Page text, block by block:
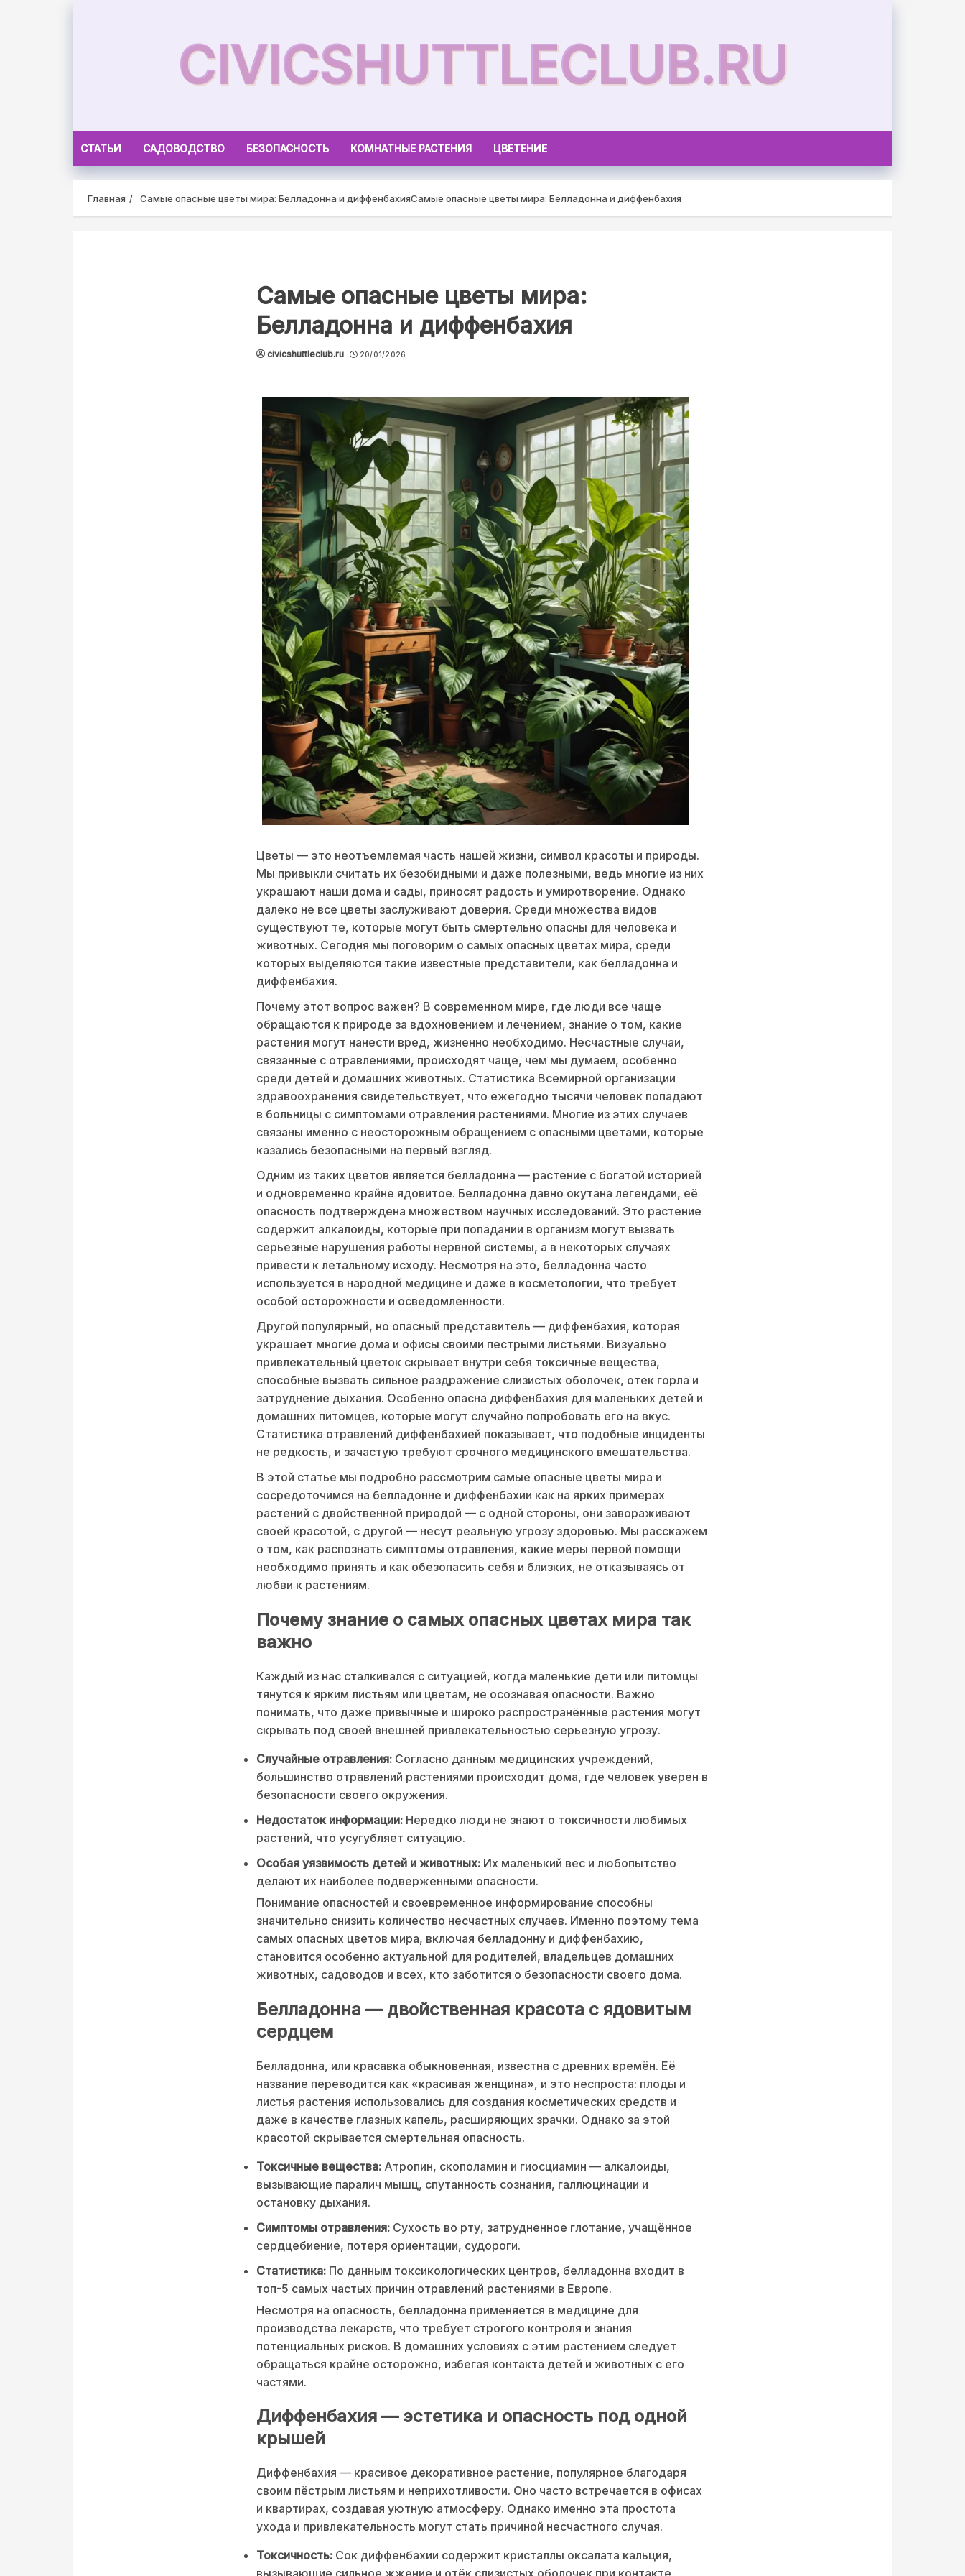
CIVICSHUTTLECLUB.RU
СТАТЬИ САДОВОДСТВО БЕЗОПАСНОСТЬ КОМНАТНЫЕ РАСТЕНИЯ ЦВЕТЕНИЕ
Главная Самые опасные цветы мира: Белладонна и диффенбахияСамые опасные цветы мира: Белладонна и диффенбахия
Самые опасные цветы мира:
Белладонна и диффенбахия
civicshuttleclub.ru 20/01/2026
Цветы — это неотъемлемая часть нашей жизни, символ красоты и природы.
Мы привыкли считать их безобидными и даже полезными, ведь многие из них
украшают наши дома и сады, приносят радость и умиротворение. Однако
далеко не все цветы заслуживают доверия. Среди множества видов
существуют те, которые могут быть смертельно опасны для человека и
животных. Сегодня мы поговорим о самых опасных цветах мира, среди
которых выделяются такие известные представители, как белладонна и
диффенбахия.
Почему этот вопрос важен? В современном мире, где люди все чаще
обращаются к природе за вдохновением и лечением, знание о том, какие
растения могут нанести вред, жизненно необходимо. Несчастные случаи,
связанные с отравлениями, происходят чаще, чем мы думаем, особенно
среди детей и домашних животных. Статистика Всемирной организации
здравоохранения свидетельствует, что ежегодно тысячи человек попадают
в больницы с симптомами отравления растениями. Многие из этих случаев
связаны именно с неосторожным обращением с опасными цветами, которые
казались безопасными на первый взгляд.
Одним из таких цветов является белладонна — растение с богатой историей
и одновременно крайне ядовитое. Белладонна давно окутана легендами, её
опасность подтверждена множеством научных исследований. Это растение
содержит алкалоиды, которые при попадании в организм могут вызвать
серьезные нарушения работы нервной системы, а в некоторых случаях
привести к летальному исходу. Несмотря на это, белладонна часто
используется в народной медицине и даже в косметологии, что требует
особой осторожности и осведомленности.
Другой популярный, но опасный представитель — диффенбахия, которая
украшает многие дома и офисы своими пестрыми листьями. Визуально
привлекательный цветок скрывает внутри себя токсичные вещества,
способные вызвать сильное раздражение слизистых оболочек, отек горла и
затруднение дыхания. Особенно опасна диффенбахия для маленьких детей и
домашних питомцев, которые могут случайно попробовать его на вкус.
Статистика отравлений диффенбахией показывает, что подобные инциденты
не редкость, и зачастую требуют срочного медицинского вмешательства.
В этой статье мы подробно рассмотрим самые опасные цветы мира и
сосредоточимся на белладонне и диффенбахии как на ярких примерах
растений с двойственной природой — с одной стороны, они завораживают
своей красотой, с другой — несут реальную угрозу здоровью. Мы расскажем
о том, как распознать симптомы отравления, какие меры первой помощи
необходимо принять и как обезопасить себя и близких, не отказываясь от
любви к растениям.
Почему знание о самых опасных цветах мира так
важно
Каждый из нас сталкивался с ситуацией, когда маленькие дети или питомцы
тянутся к ярким листьям или цветам, не осознавая опасности. Важно
понимать, что даже привычные и широко распространённые растения могут
скрывать под своей внешней привлекательностью серьезную угрозу.
Случайные отравления: Согласно данным медицинских учреждений,
большинство отравлений растениями происходит дома, где человек уверен в
безопасности своего окружения.
Недостаток информации: Нередко люди не знают о токсичности любимых
растений, что усугубляет ситуацию.
Особая уязвимость детей и животных: Их маленький вес и любопытство
делают их наиболее подверженными опасности.
Понимание опасностей и своевременное информирование способны
значительно снизить количество несчастных случаев. Именно поэтому тема
самых опасных цветов мира, включая белладонну и диффенбахию,
становится особенно актуальной для родителей, владельцев домашних
животных, садоводов и всех, кто заботится о безопасности своего дома.
Белладонна — двойственная красота с ядовитым
сердцем
Белладонна, или красавка обыкновенная, известна с древних времён. Её
название переводится как «красивая женщина», и это неспроста: плоды и
листья растения использовались для создания косметических средств и
даже в качестве глазных капель, расширяющих зрачки. Однако за этой
красотой скрывается смертельная опасность.
Токсичные вещества: Атропин, скополамин и гиосциамин — алкалоиды,
вызывающие паралич мышц, спутанность сознания, галлюцинации и
остановку дыхания.
Симптомы отравления: Сухость во рту, затрудненное глотание, учащённое
сердцебиение, потеря ориентации, судороги.
Статистика: По данным токсикологических центров, белладонна входит в
топ-5 самых частых причин отравлений растениями в Европе.
Несмотря на опасность, белладонна применяется в медицине для
производства лекарств, что требует строгого контроля и знания
потенциальных рисков. В домашних условиях с этим растением следует
обращаться крайне осторожно, избегая контакта детей и животных с его
частями.
Диффенбахия — эстетика и опасность под одной
крышей
Диффенбахия — красивое декоративное растение, популярное благодаря
своим пёстрым листьям и неприхотливости. Оно часто встречается в офисах
и квартирах, создавая уютную атмосферу. Однако именно эта простота
ухода и привлекательность могут стать причиной несчастного случая.
Токсичность: Сок диффенбахии содержит кристаллы оксалата кальция,